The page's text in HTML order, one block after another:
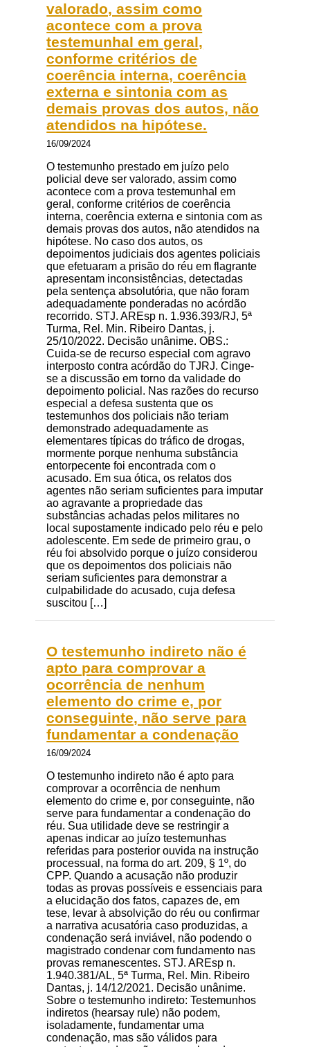
valorado, assim como
acontece com a prova
testemunhal em geral,
conforme critérios de
coerência interna, coerência
externa e sintonia com as
demais provas dos autos, não
atendidos na hipótese.
16/09/2024
O testemunho prestado em juízo pelo
policial deve ser valorado, assim como
acontece com a prova testemunhal em
geral, conforme critérios de coerência
interna, coerência externa e sintonia com as
demais provas dos autos, não atendidos na
hipótese. No caso dos autos, os
depoimentos judiciais dos agentes policiais
que efetuaram a prisão do réu em flagrante
apresentam inconsistências, detectadas
pela sentença absolutória, que não foram
adequadamente ponderadas no acórdão
recorrido. STJ. AREsp n. 1.936.393/RJ, 5ª
Turma, Rel. Min. Ribeiro Dantas, j.
25/10/2022. Decisão unânime. OBS.:
Cuida-se de recurso especial com agravo
interposto contra acórdão do TJRJ. Cinge-
se a discussão em torno da validade do
depoimento policial. Nas razões do recurso
especial a defesa sustenta que os
testemunhos dos policiais não teriam
demonstrado adequadamente as
elementares típicas do tráfico de drogas,
mormente porque nenhuma substância
entorpecente foi encontrada com o
acusado. Em sua ótica, os relatos dos
agentes não seriam suficientes para imputar
ao agravante a propriedade das
substâncias achadas pelos militares no
local supostamente indicado pelo réu e pelo
adolescente. Em sede de primeiro grau, o
réu foi absolvido porque o juízo considerou
que os depoimentos dos policiais não
seriam suficientes para demonstrar a
culpabilidade do acusado, cuja defesa
suscitou […]
O testemunho indireto não é
apto para comprovar a
ocorrência de nenhum
elemento do crime e, por
conseguinte, não serve para
fundamentar a condenação
16/09/2024
O testemunho indireto não é apto para
comprovar a ocorrência de nenhum
elemento do crime e, por conseguinte, não
serve para fundamentar a condenação do
réu. Sua utilidade deve se restringir a
apenas indicar ao juízo testemunhas
referidas para posterior ouvida na instrução
processual, na forma do art. 209, § 1º, do
CPP. Quando a acusação não produzir
todas as provas possíveis e essenciais para
a elucidação dos fatos, capazes de, em
tese, levar à absolvição do réu ou confirmar
a narrativa acusatória caso produzidas, a
condenação será inviável, não podendo o
magistrado condenar com fundamento nas
provas remanescentes. STJ. AREsp n.
1.940.381/AL, 5ª Turma, Rel. Min. Ribeiro
Dantas, j. 14/12/2021. Decisão unânime.
Sobre o testemunho indireto: Testemunhos
indiretos (hearsay rule) não podem,
isoladamente, fundamentar uma
condenação, mas são válidos para